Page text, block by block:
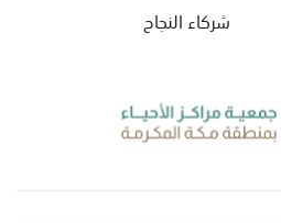
شركاء النجاح